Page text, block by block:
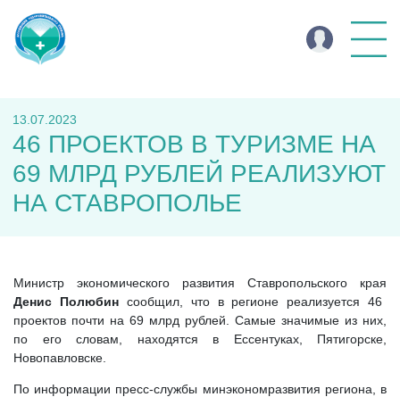
13.07.2023
46 ПРОЕКТОВ В ТУРИЗМЕ НА
69 МЛРД РУБЛЕЙ РЕАЛИЗУЮТ
НА СТАВРОПОЛЬЕ
Министр экономического развития Ставропольского края
Денис Полюбинсообщил, что в регионе реализуется 46
проектов почти на 69 млрд рублей. Самые значимые из них,
по его словам, находятся в Ессентуках, Пятигорске,
Новопавловске.
По информации пресс-службы минэкономразвития региона, в